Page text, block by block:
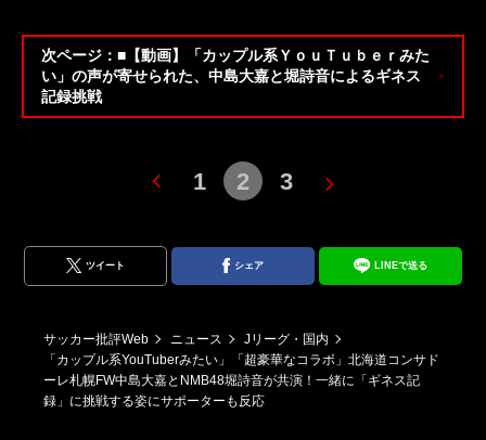
次ページ：■【動画】「カップル系ＹｏｕＴｕｂｅｒみた
い」の声が寄せられた、中島大嘉と堀詩音によるギネス
記録挑戦
1 2 3
ツイート シェア LINEで送る
サッカー批評Web ニュース
Jリーグ・国内
「カップル系YouTuberみたい」「超豪華なコラボ」北海道コンサド
ーレ札幌FW中島大嘉とNMB48堀詩音が共演！一緒に「ギネス記
録」に挑戦する姿にサポーターも反応